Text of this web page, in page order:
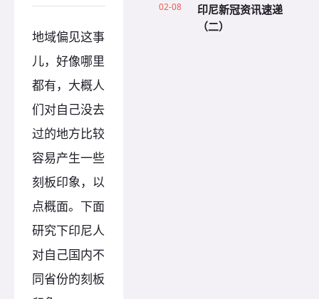
地域偏见这事
儿，好像哪里
都有，大概人
们对自己没去
过的地方比较
容易产生一些
刻板印象，以
点概面。下面
研究下印尼人
对自己国内不
同省份的刻板
02-08
印尼新冠资讯速递
（二）